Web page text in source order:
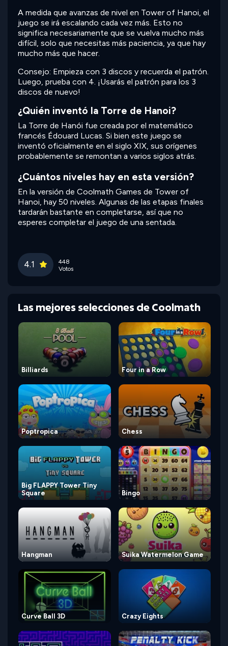
A medida que avanzas de nivel en Tower of Hanoi, el
juego se irá escalando cada vez más. Esto no
significa necesariamente que se vuelva mucho más
difícil, solo que necesitas más paciencia, ya que hay
mucho más que hacer.
Consejo: Empieza con 3 discos y recuerda el patrón.
Luego, prueba con 4. ¡Usarás el patrón para los 3
discos de nuevo!
¿Quién inventó la Torre de Hanoi?
La Torre de Hanói fue creada por el matemático
francés Édouard Lucas. Si bien este juego se
inventó oficialmente en el siglo XIX, sus orígenes
probablemente se remontan a varios siglos atrás.
¿Cuántos niveles hay en esta versión?
En la versión de Coolmath Games de Tower of
Hanoi, hay 50 niveles. Algunas de las etapas finales
tardarán bastante en completarse, así que no
esperes completar el juego de una sentada.
4.1
448
Votos
Las mejores selecciones de Coolmath
Billiards Four in a Row
Poptropica Chess
Big FLAPPY Tower Tiny
Square
Bingo
Hangman Suika Watermelon Game
Curve Ball 3D Crazy Eights